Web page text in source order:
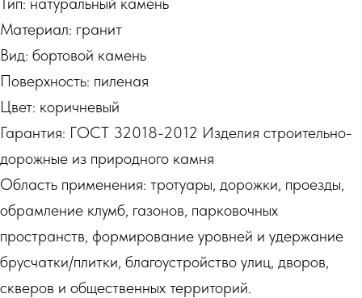
Материал: гранит
Вид: бортовой камень
Поверхность: пиленая
Цвет: коричневый
Гарантия: ГОСТ 32018-2012 Изделия строительно-
дорожные из природного камня
Область применения: тротуары, дорожки, проезды,
обрамление клумб, газонов, парковочных
пространств, формирование уровней и удержание
брусчатки/плитки, благоустройство улиц, дворов,
скверов и общественных территорий.